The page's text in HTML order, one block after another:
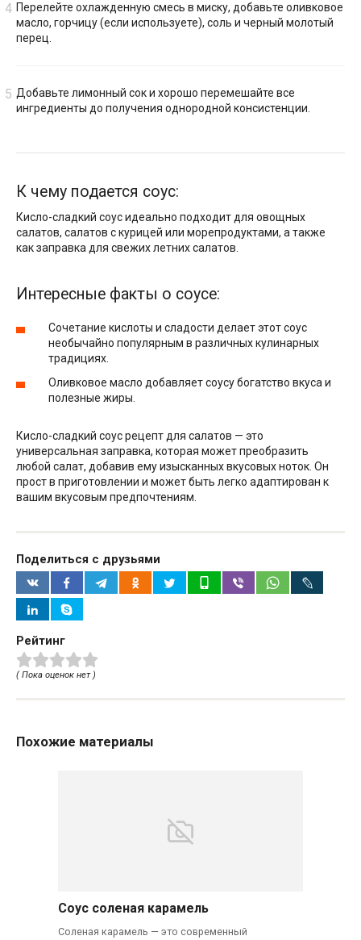
Перелейте охлажденную смесь в миску, добавьте оливковое
масло, горчицу (если используете), соль и черный молотый
перец.
Добавьте лимонный сок и хорошо перемешайте все
ингредиенты до получения однородной консистенции.
К чему подается соус:
Кисло-сладкий соус идеально подходит для овощных
салатов, салатов с курицей или морепродуктами, а также
как заправка для свежих летних салатов.
Интересные факты о соусе:
Сочетание кислоты и сладости делает этот соус
необычайно популярным в различных кулинарных
традициях.
Оливковое масло добавляет соусу богатство вкуса и
полезные жиры.
Кисло-сладкий соус рецепт для салатов — это
универсальная заправка, которая может преобразить
любой салат, добавив ему изысканных вкусовых ноток. Он
прост в приготовлении и может быть легко адаптирован к
вашим вкусовым предпочтениям.
Поделиться с друзьями
Рейтинг
( Пока оценок нет )
Похожие материалы
Соус соленая карамель
Соленая карамель — это современный